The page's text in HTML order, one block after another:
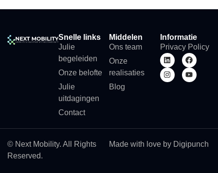
Snelle links
Julie
begeleiden
Onze belofte
Julie
uitdagingen
Contact
Middelen
Ons team
Onze
realisaties
Blog
Informatie
Privacy Policy
© Next Mobility. All Rights
Reserved.
Made with love by Digipunch